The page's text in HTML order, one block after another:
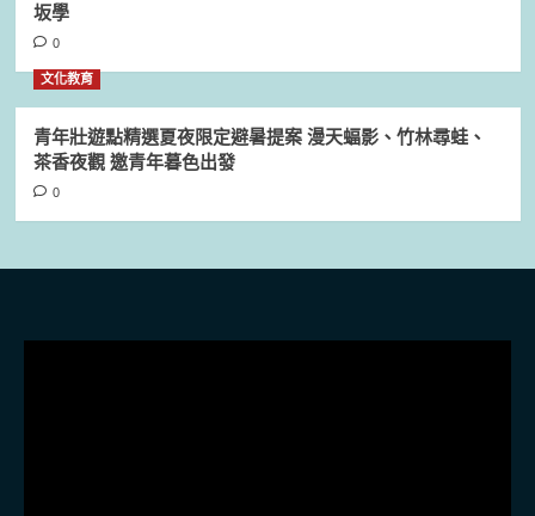
坂學
0
文化教育
青年壯遊點精選夏夜限定避暑提案 漫天蝠影、竹林尋蛙、
茶香夜觀 邀青年暮色出發
0